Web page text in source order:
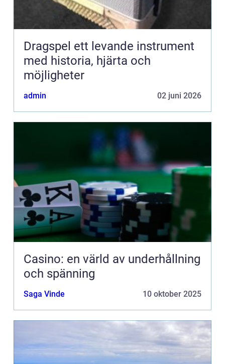
Dragspel ett levande instrument
med historia, hjärta och
möjligheter
admin 02 juni 2026
Casino: en värld av underhållning
och spänning
Saga Vinde 10 oktober 2025